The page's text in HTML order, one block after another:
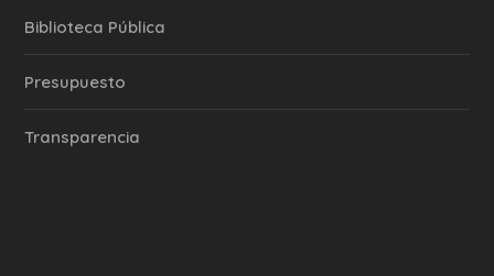
Biblioteca Pública
Presupuesto
Transparencia